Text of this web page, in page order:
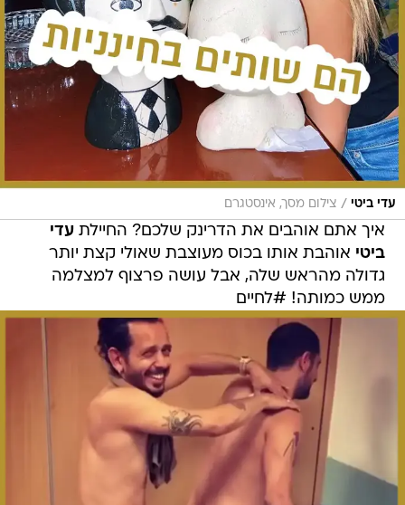
עדי ביטי / צילום מסך, אינסטגרם
איך אתם אוהבים את הדרינק שלכם? החיילתעדי
ביטי אוהבת אותו בכוס מעוצבת שאולי קצת יותר
גדולה מהראש שלה, אבל עושה פרצוף למצלמה
ממש כמותה! #לחיים